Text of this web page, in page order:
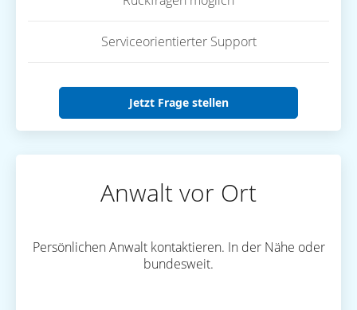
Serviceorientierter Support
Jetzt Frage stellen
Anwalt vor Ort
Persönlichen Anwalt kontaktieren. In der Nähe oder
bundesweit.